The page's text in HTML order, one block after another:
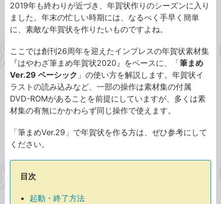
2019年も終わりが近づき、年賀状作りのシーズンに入り
ました。年末の忙しい時期には、なるべく手早く簡単
に、素敵な年賀状を作りたいものですよね。
ここでは創刊26周年を迎えたインプレスの年賀状素材集
『はやわざ筆まめ年賀状2020』をベースに、「筆まめ
Ver.29 ベーシック 」の使い方を解説します。年賀状イ
ラストの読み込みなど、一部の操作は素材集の付属
DVD-ROMがあることを前提にしていますが、多くは素
材集の有無にかかわらず同じ操作で使えます。
「筆まめVer.29」で年賀状を作る方は、ぜひ参考にして
ください。
目次
起動・終了方法